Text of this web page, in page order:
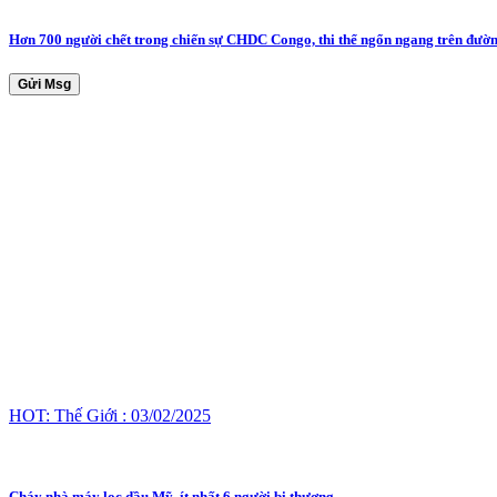
Hơn 700 người chết trong chiến sự CHDC Congo, thi thể ngổn ngang trên
Gửi Msg
HOT: Thế Giới : 03/02/2025